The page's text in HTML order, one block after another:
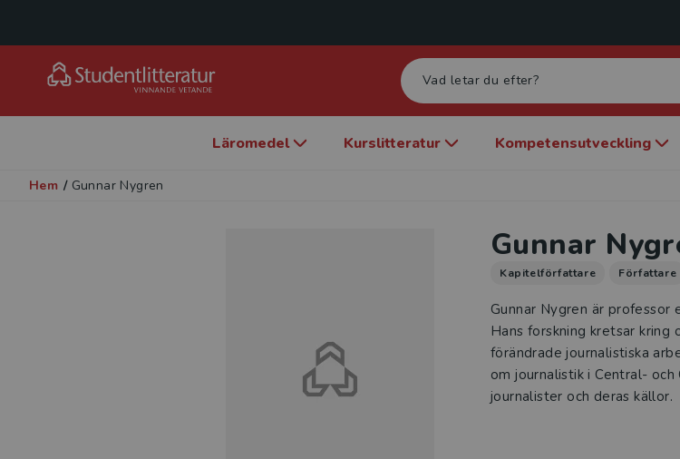
Läromedel Kurslitteratur Kompetensutveckling
Hem / Gunnar Nygren
Gunnar
Kapitelförfattare Författare
Gunnar Nygren är professor
Hans forskning kretsar kring
förändrade journalistiska
om journalistik i Central-
journalister och deras källor.